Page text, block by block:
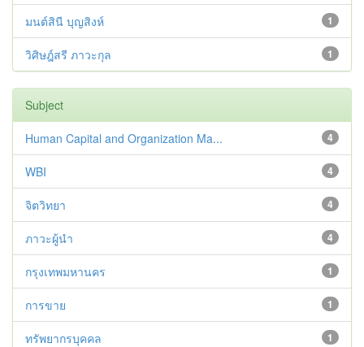
1
มนต์สินี บุญสิงห์
1
วิศิษฎ์สรี ภาวะกุล
Subject
4
Human Capital and Organization Ma...
4
WBI
4
จิตวิทยา
4
ภาวะผู้นำ
1
กรุงเทพมหานคร
1
การขาย
1
ทรัพยากรบุคคล